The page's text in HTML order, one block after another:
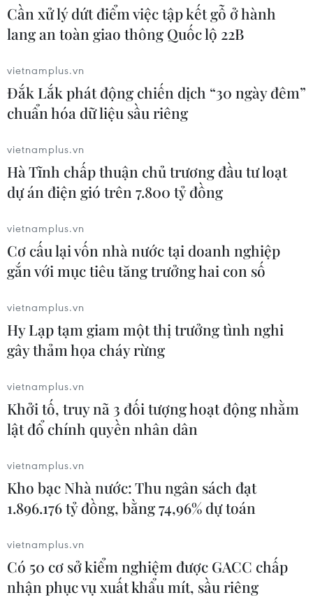
Festival Biển Khánh Hòa: Sắc màu
đại dương-Vươn tầm quốc tế
19/07/2026 14:43
Quảng Ninh: Lễ hội Xuống đồng tôn
vinh truyền thống khai hoang vùng
Hà Nam
19/07/2026 09:00
Lễ hội Giáng sinh tháng Bảy
tại The Rocks: Mùa Đông tuyết rơi ở
Xứ sở Chuột túi
18/07/2026 09:12
Khai mạc Festival Biển Khánh Hòa
dương”
17/07/2026 14:24
bật tại Festival Biển Khánh Hòa năm
2026
17/07/2026 02:41
Lễ hội Yến sào Khánh Hòa tôn vinh
tinh hoa ẩm thực và giá trị di sản
16/07/2026 13:49
Cần xử lý dứt điểm việc tập kết gỗ ở hành
lang an toàn giao thông Quốc lộ 22B
vietnamplus.vn
Đắk Lắk phát động chiến dịch “30 ngày đêm”
chuẩn hóa dữ liệu sầu riêng
vietnamplus.vn
Hà Tĩnh chấp thuận chủ trương đầu tư loạt
dự án điện gió trên 7.800 tỷ đồng
vietnamplus.vn
Cơ cấu lại vốn nhà nước tại doanh nghiệp
gắn với mục tiêu tăng trưởng hai con số
vietnamplus.vn
Hy Lạp tạm giam một thị trưởng tình nghi
gây thảm họa cháy rừng
vietnamplus.vn
Khởi tố, truy nã 3 đối tượng hoạt động nhằm
lật đổ chính quyền nhân dân
vietnamplus.vn
Kho bạc Nhà nước: Thu ngân sách đạt
1.896.176 tỷ đồng, bằng 74,96% dự toán
vietnamplus.vn
Có 50 cơ sở kiểm nghiệm được GACC chấp
nhận phục vụ xuất khẩu mít, sầu riêng